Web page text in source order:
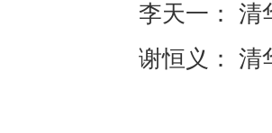
李天一： 清
谢恒义： 清